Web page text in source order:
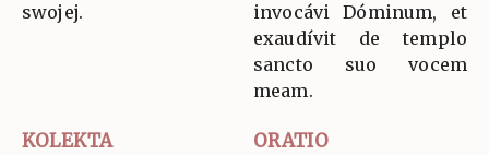
swojej.
invocávi Dóminum, et
exaudívit de templo
sancto suo vocem
meam.
KOLEKTA ORATIO